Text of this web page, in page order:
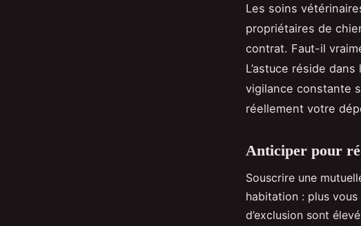
Les soins
propriétaires de
contrat. Faut-il
L’astuce réside
vigilance constante
réellement votre
Anticiper pour
Souscrire une
habitation : plus
d’exclusion sont